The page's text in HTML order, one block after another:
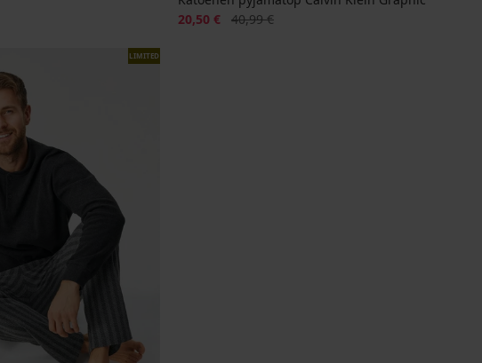
prijs
Korting
20,50 € Oorspronkelijke prijs
40,99 €
LIMITED